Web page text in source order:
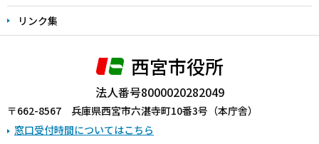
リンク集
西宮市役所
法人番号8000020282049
〒662-8567 兵庫県西宮市六湛寺町10番3号（本庁舎）
窓口受付時間についてはこちら